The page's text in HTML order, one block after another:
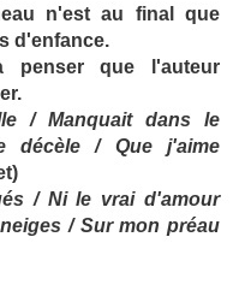
n'est au final que
d'enfance.
que l'auteur
/ Manquait dans le
décèle / Que j'aime
/ Ni le vrai d'amour
/ Sur mon préau